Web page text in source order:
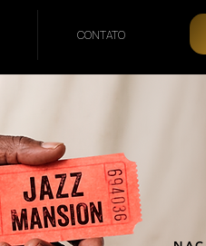
CONTATO